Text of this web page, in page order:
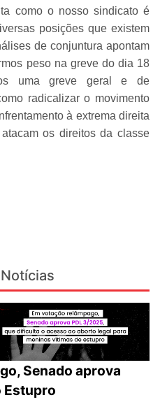
como o nosso sindicato é
posições que existem
de conjuntura apontam
peso na greve do dia 18
uma greve geral e de
radicalizar o movimento
à extrema direita
os direitos da classe
Senado aprova
Estupro